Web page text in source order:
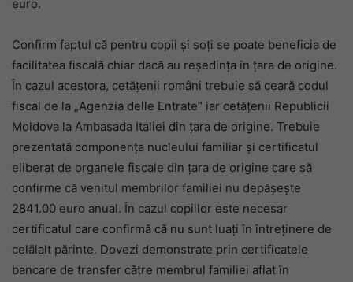
euro.
Confirm faptul că pentru copii și soți se poate beneficia de
facilitatea fiscală chiar dacă au reședința în țara de origine.
În cazul acestora, cetățenii români trebuie să ceară codul
fiscal de la „Agenzia delle Entrate” iar cetățenii Republicii
Moldova la Ambasada Italiei din țara de origine. Trebuie
prezentată componența nucleului familiar și certificatul
eliberat de organele fiscale din țara de origine care să
confirme că venitul membrilor familiei nu depășește
2841.00 euro anual. În cazul copiilor este necesar
certificatul care confirmă că nu sunt luați în întreținere de
celălalt părinte. Dovezi demonstrate prin certificatele
bancare de transfer către membrul familiei aflat în